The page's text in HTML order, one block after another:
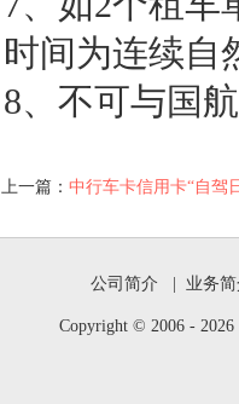
时间为连续自
8、不可与国
上一篇： 中行车卡信用卡“自驾
公司简介 业务
Copyright © 2006 -